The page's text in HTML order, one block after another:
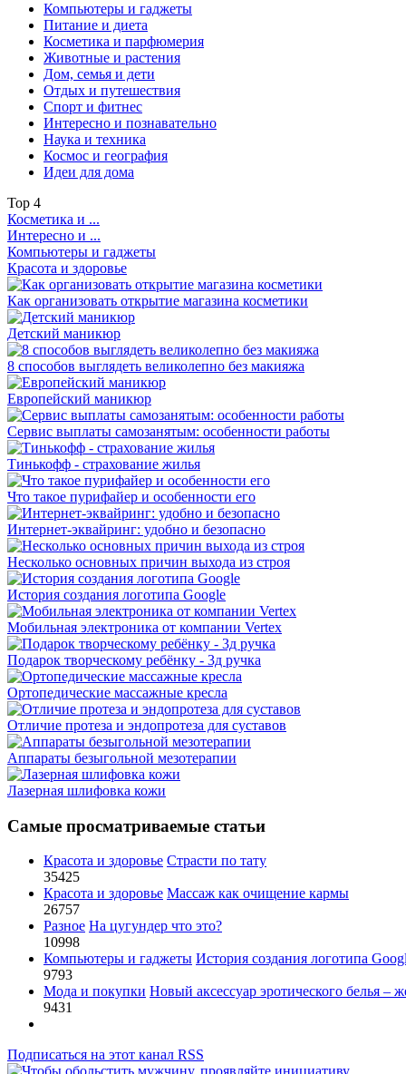
Компьютеры и гаджеты
Питание и диета
Косметика и парфюмерия
Животные и растения
Дом, семья и дети
Отдых и путешествия
Спорт и фитнес
Интересно и познавательно
Наука и техника
Космос и география
Идеи для дома
Top 4
Косметика и ...
Интересно и ...
Компьютеры и гаджеты
Красота и здоровье
Как организовать открытие магазина косметики
Детский маникюр
8 способов выглядеть великолепно без макияжа
Европейский маникюр
Сервис выплаты самозанятым: особенности работы
Тинькофф - страхование жилья
Что такое пурифайер и особенности его
Интернет-эквайринг: удобно и безопасно
Несколько основных причин выхода из строя
История создания логотипа Google
Мобильная электроника от компании Vertex
Подарок творческому ребёнку - 3д ручка
Ортопедические массажные кресла
Отличие протеза и эндопротеза для суставов
Аппараты безыгольной мезотерапии
Лазерная шлифовка кожи
Самые просматриваемые статьи
Красота и здоровье Страсти по тату
35425
Красота и здоровье Массаж как очищение кармы
26757
Разное На цугундер что это?
10998
Компьютеры и гаджеты История создания логотипа
9793
Мода и покупки Новый аксессуар эротического белья –
9431
Подписаться на этот канал RSS